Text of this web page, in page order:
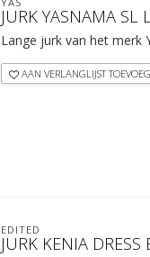
JURK YASNAMA SL
Lange jurk van het merk
AAN VERLANGLIJST
EDITED
JURK KENIA DRESS